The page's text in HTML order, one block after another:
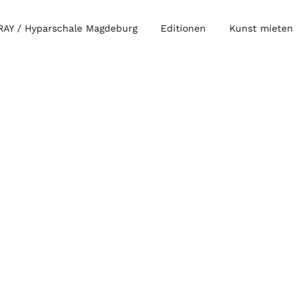
/ Hyparschale Magdeburg Editionen Kunst mieten